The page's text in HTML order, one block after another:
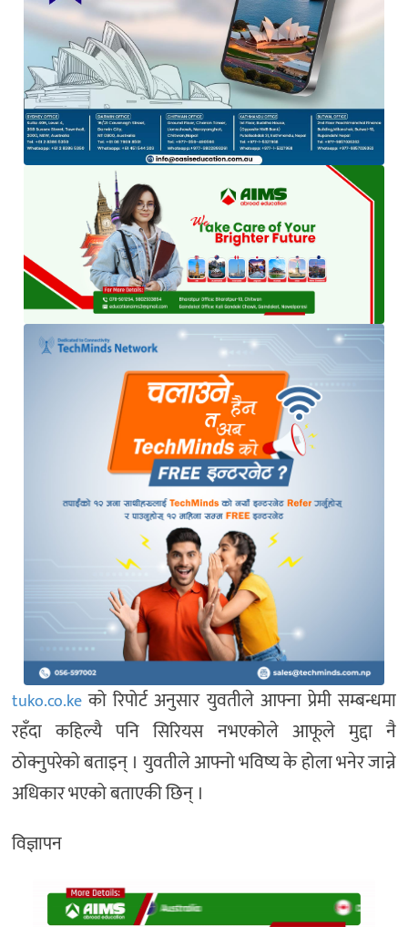
tuko.co.ke को रिपोर्ट अनुसार युवतीले आफ्ना प्रेमी सम्बन्धमा
रहँदा कहिल्यै पनि सिरियस नभएकोले आफूले मुद्दा नै
ठोक्नुपरेको बताइन् । युवतीले आफ्नो भविष्य के होला भनेर जान्ने
अधिकार भएको बताएकी छिन् ।
विज्ञापन